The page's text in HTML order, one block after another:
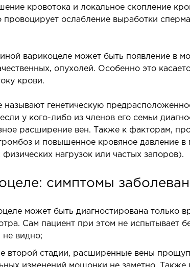
ЛЕЧЕНИЕ ЗАБОЛЕВАНИЙ
ПЕЧЕНИ И ЖЕЛЧНЫХ
ПРОТОКОВ
печени и желчных протоков
СТАЦИОНАР
кровотока и локальное скопление
провоцирует ослабление выработки
варикоцеле может быть появление в
опухолей. Особенно это
крови.
генетическую
у кого-либо из членов его семьи
расширение вен. Также к факторам,
и повышенное кровяное давление
нагрузок или частых запоров).
симптомы
может быть диагностирована только
Сам пациент при этом не испытывает
видно;
второй стадии, расширенные вены